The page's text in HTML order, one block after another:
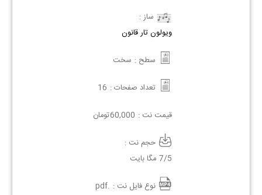
ساز :
ویولونتارقانون
سطح : سخت
تعداد صفحات : 16
قیمت نت : 60,000تومان
حجم نت :
7/5 مگا بایت
نوع فایل نت : .pdf